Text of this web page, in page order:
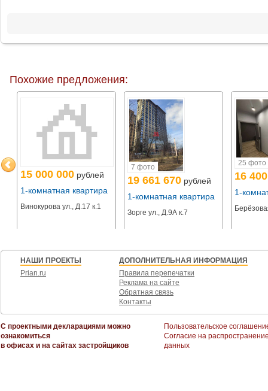
занимается арендой.
среднегодовой рост стоимости на уровне 12% (статистика по рынку
О компании
7 лет на рынке инвестиционной недвижимости. Более 600 проданных
Собственная управляющая компания с портфелем более 100 объектов.
Полное юридическое сопровождение сделки.
Для получения консультации с индивидуальным расчетом доходности
Отправим презентацию с кейсами инвесторов и ответим на все вопросы
Похожие предложения:
15 000 000 рублей
1-комнатная квартира
Винокурова ул., Д.17 к.1
7 фото
19 661 670 рублей
1-комнатная квартира
Зорге ул., Д.9А к.7
25 фото
16
1-
НАШИ ПРОЕКТЫ
Prian.ru
ДОПОЛНИТЕЛЬНАЯ ИНФОРМАЦИЯ
Правила перепечатки
Реклама на сайте
Обратная связь
Контакты
С проектными декларациями можно
ознакомиться
в офисах и на сайтах застройщиков
Пользовательское
Согласие на
данных